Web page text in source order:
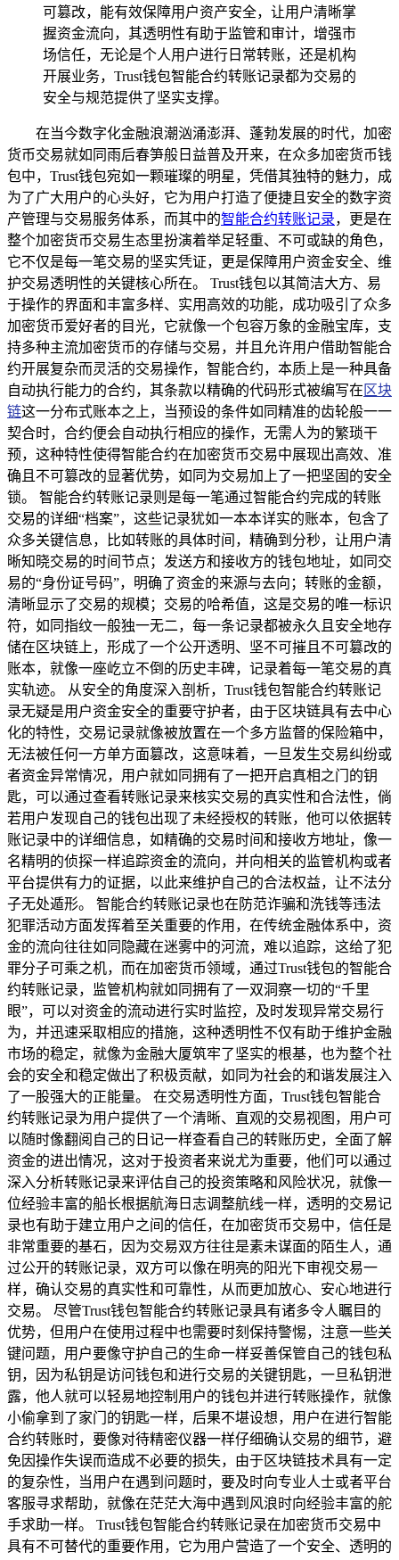
可篡改，能有效保障用户资产安全，让用户清晰掌
握资金流向，其透明性有助于监管和审计，增强市
场信任，无论是个人用户进行日常转账，还是机构
开展业务，Trust钱包智能合约转账记录都为交易的
安全与规范提供了坚实支撑。
在当今数字化金融浪潮汹涌澎湃、蓬勃发展的时代，加密
货币交易就如同雨后春笋般日益普及开来，在众多加密货币钱
包中，Trust钱包宛如一颗璀璨的明星，凭借其独特的魅力，成
为了广大用户的心头好，它为用户打造了便捷且安全的数字资
产管理与交易服务体系，而其中的智能合约转账记录，更是在
整个加密货币交易生态里扮演着举足轻重、不可或缺的角色，
它不仅是每一笔交易的坚实凭证，更是保障用户资金安全、维
护交易透明性的关键核心所在。 Trust钱包以其简洁大方、易
于操作的界面和丰富多样、实用高效的功能，成功吸引了众多
加密货币爱好者的目光，它就像一个包容万象的金融宝库，支
持多种主流加密货币的存储与交易，并且允许用户借助智能合
约开展复杂而灵活的交易操作，智能合约，本质上是一种具备
自动执行能力的合约，其条款以精确的代码形式被编写在 区块
链这一分布式账本之上，当预设的条件如同精准的齿轮般一一
契合时，合约便会自动执行相应的操作，无需人为的繁琐干
预，这种特性使得智能合约在加密货币交易中展现出高效、准
确且不可篡改的显著优势，如同为交易加上了一把坚固的安全
锁。 智能合约转账记录则是每一笔通过智能合约完成的转账
交易的详细“档案”，这些记录犹如一本本详实的账本，包含了
众多关键信息，比如转账的具体时间，精确到分秒，让用户清
晰知晓交易的时间节点；发送方和接收方的钱包地址，如同交
易的“身份证号码”，明确了资金的来源与去向；转账的金额，
清晰显示了交易的规模；交易的哈希值，这是交易的唯一标识
符，如同指纹一般独一无二，每一条记录都被永久且安全地存
储在区块链上，形成了一个公开透明、坚不可摧且不可篡改的
账本，就像一座屹立不倒的历史丰碑，记录着每一笔交易的真
实轨迹。 从安全的角度深入剖析，Trust钱包智能合约转账记
录无疑是用户资金安全的重要守护者，由于区块链具有去中心
化的特性，交易记录就像被放置在一个多方监督的保险箱中，
无法被任何一方单方面篡改，这意味着，一旦发生交易纠纷或
者资金异常情况，用户就如同拥有了一把开启真相之门的钥
匙，可以通过查看转账记录来核实交易的真实性和合法性，倘
若用户发现自己的钱包出现了未经授权的转账，他可以依据转
账记录中的详细信息，如精确的交易时间和接收方地址，像一
名精明的侦探一样追踪资金的流向，并向相关的监管机构或者
平台提供有力的证据，以此来维护自己的合法权益，让不法分
子无处遁形。 智能合约转账记录也在防范诈骗和洗钱等违法
犯罪活动方面发挥着至关重要的作用，在传统金融体系中，资
金的流向往往如同隐藏在迷雾中的河流，难以追踪，这给了犯
罪分子可乘之机，而在加密货币领域，通过Trust钱包的智能合
约转账记录，监管机构就如同拥有了一双洞察一切的“千里
眼”，可以对资金的流动进行实时监控，及时发现异常交易行
为，并迅速采取相应的措施，这种透明性不仅有助于维护金融
市场的稳定，就像为金融大厦筑牢了坚实的根基，也为整个社
会的安全和稳定做出了积极贡献，如同为社会的和谐发展注入
了一股强大的正能量。 在交易透明性方面，Trust钱包智能合
约转账记录为用户提供了一个清晰、直观的交易视图，用户可
以随时像翻阅自己的日记一样查看自己的转账历史，全面了解
资金的进出情况，这对于投资者来说尤为重要，他们可以通过
深入分析转账记录来评估自己的投资策略和风险状况，就像一
位经验丰富的船长根据航海日志调整航线一样，透明的交易记
录也有助于建立用户之间的信任，在加密货币交易中，信任是
非常重要的基石，因为交易双方往往是素未谋面的陌生人，通
过公开的转账记录，双方可以像在明亮的阳光下审视交易一
样，确认交易的真实性和可靠性，从而更加放心、安心地进行
交易。 尽管Trust钱包智能合约转账记录具有诸多令人瞩目的
优势，但用户在使用过程中也需要时刻保持警惕，注意一些关
键问题，用户要像守护自己的生命一样妥善保管自己的钱包私
钥，因为私钥是访问钱包和进行交易的关键钥匙，一旦私钥泄
露，他人就可以轻易地控制用户的钱包并进行转账操作，就像
小偷拿到了家门的钥匙一样，后果不堪设想，用户在进行智能
合约转账时，要像对待精密仪器一样仔细确认交易的细节，避
免因操作失误而造成不必要的损失，由于区块链技术具有一定
的复杂性，当用户在遇到问题时，要及时向专业人士或者平台
客服寻求帮助，就像在茫茫大海中遇到风浪时向经验丰富的舵
手求助一样。 Trust钱包智能合约转账记录在加密货币交易中
具有不可替代的重要作用，它为用户营造了一个安全、透明的